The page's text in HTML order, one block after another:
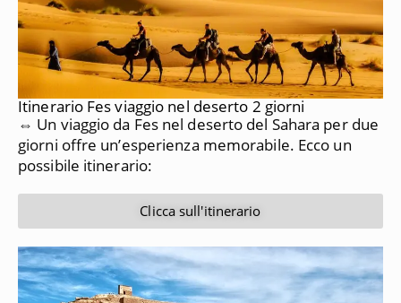
Itinerario Fes viaggio nel deserto 2 giorni
⇔ Un viaggio da Fes nel deserto del Sahara per due
giorni offre un’esperienza memorabile. Ecco un
possibile itinerario:
Clicca sull'itinerario